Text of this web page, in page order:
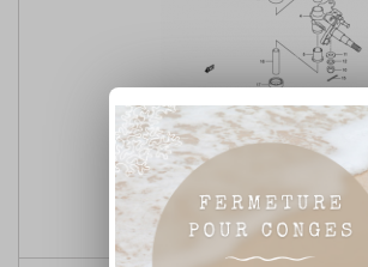
Prix
 Détails du produit